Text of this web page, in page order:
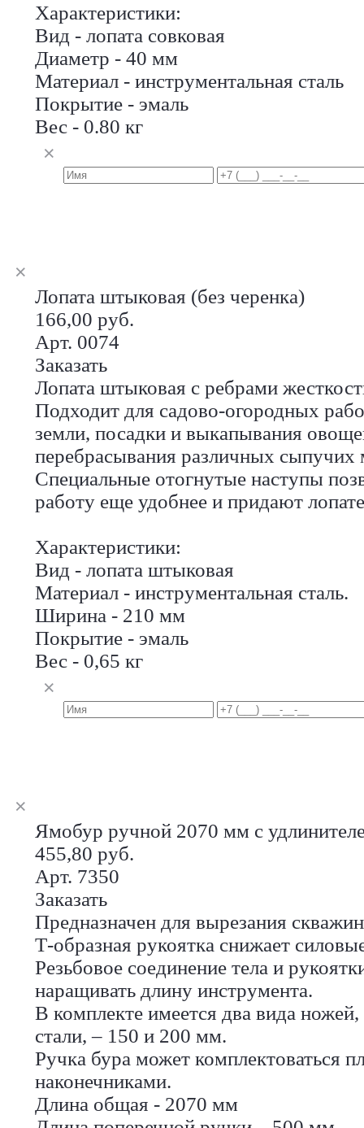
Характеристики:
Вид - лопата совковая
Диаметр - 40 мм
Материал - инструментальная сталь
Покрытие - эмаль
Вес - 0.80 кг
Лопата штыковая (без черенка)
166,00 руб.
Арт. 0074
Заказать
Лопата штыковая с ребрами
Подходит для садово-огородных
земли, посадки и выкапывания
перебрасывания различных сыпучих
Специальные отогнутые наступы
работу еще удобнее и придают
Характеристики:
Вид - лопата штыковая
Материал - инструментальная сталь.
Ширина - 210 мм
Покрытие - эмаль
Вес - 0,65 кг
Ямобур ручной 2070 мм с
455,80 руб.
Арт. 7350
Заказать
Предназначен для вырезания
Т-образная рукоятка снижает
Резьбовое соединение тела и
наращивать длину инструмента.
В комплекте имеется два вида
стали, – 150 и 200 мм.
Ручка бура может комплектоваться
наконечниками.
Длина общая - 2070 мм